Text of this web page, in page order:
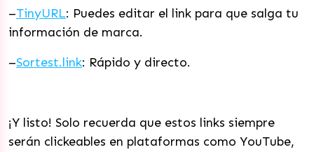
–TinyURL: Puedes editar el link para que salga tu
información de marca.
–Sortest.link: Rápido y directo.
¡Y listo! Solo recuerda que estos links siempre
serán clickeables en plataformas como YouTube,